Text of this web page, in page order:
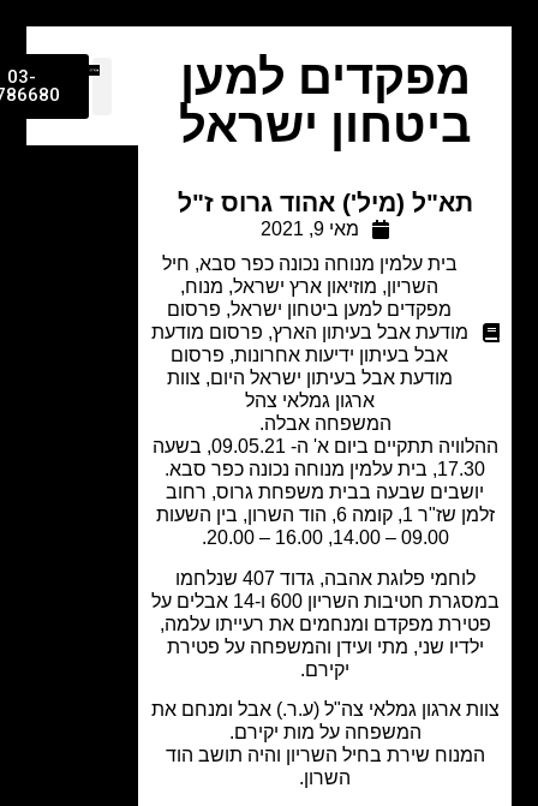
מפקדים למען
ביטחון ישראל
תא"ל (מיל') אהוד גרוס ז"ל
מאי 9, 2021
בית עלמין מנוחה נכונה כפר סבא,חיל
מוזיאון ארץ ישראל, מנוח,
מפקדים למען ביטחון ישראל, פרסום
מודעת אבל בעיתון הארץ,פרסום מודעת
אבל בעיתון ידיעות אחרונות,פרסום
מודעת אבל בעיתון ישראל היום,צוות
ארגון גמלאי צהל
המשפחה אבלה.
ההלוויה תתקיים ביום א' ה- 09.05.21, בשעה
שבעה בבית משפחת גרוס, רחוב
זלמן שז"ר 1, קומה 6, הוד השרון, בין השעות
לוחמי פלוגת אהבה, גדוד 407 שנלחמו
במסגרת חטיבות השריון 600 ו-14 אבלים על
מפקדם ומנחמים את רעייתו עלמה,
שני, מתי ועידן והמשפחה על פטירת
ארגון גמלאי צה"ל (ע.ר.) אבל ומנחם את
המשפחה על מות יקירם.
שירת בחיל השריון והיה תושב הוד
03-
9786680